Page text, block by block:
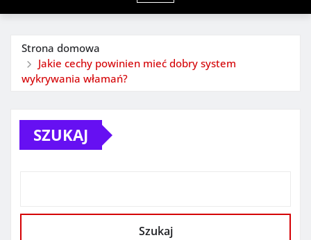
Strona domowa
Jakie cechy powinien mieć dobry system
wykrywania włamań?
SZUKAJ
Szukaj